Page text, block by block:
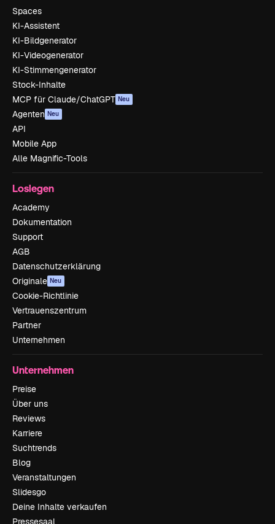
Spaces
KI-Assistent
KI-Bildgenerator
KI-Videogenerator
KI-Stimmengenerator
Stock-Inhalte
MCP für Claude/ChatGPT Neu
Agenten Neu
API
Mobile App
Alle Magnific-Tools
Loslegen
Academy
Dokumentation
Support
AGB
Datenschutzerklärung
Originale Neu
Cookie-Richtlinie
Vertrauenszentrum
Partner
Unternehmen
Unternehmen
Preise
Über uns
Reviews
Karriere
Suchtrends
Blog
Veranstaltungen
Slidesgo
Deine Inhalte verkaufen
Pressesaal